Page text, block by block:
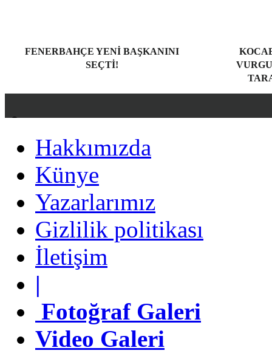
FENERBAHÇE YENI BAŞKANINI
SEÇTI!
Künye
Yazarlarımız
Gizlilik politikası
İletişim
Fotoğraf Galeri
Video Galeri
Hakkımızda
Künye
Yazarlarımız
Gizlilik politikası
İletişim
|
Fotoğraf Galeri
Video Galeri